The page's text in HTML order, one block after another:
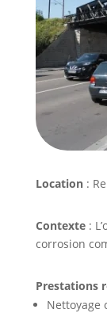
Location:
Contexte:
corrosion
Prestations
Nettoyage